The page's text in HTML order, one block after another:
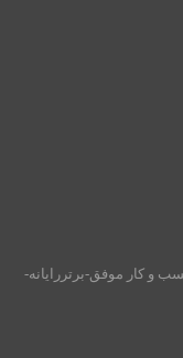
به کسب و کار موفق-برتررایانه-